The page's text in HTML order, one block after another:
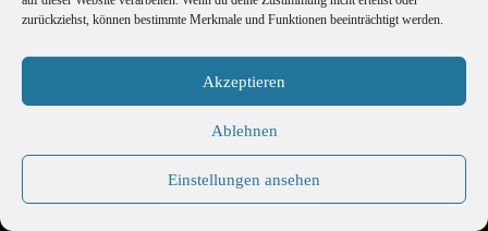
zurückziehst, können bestimmte Merkmale und Funktionen beeinträchtigt werden.
Akzeptieren
Ablehnen
Einstellungen ansehen